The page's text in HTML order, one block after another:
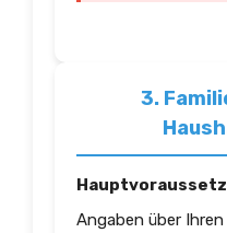
3.
Angaben über